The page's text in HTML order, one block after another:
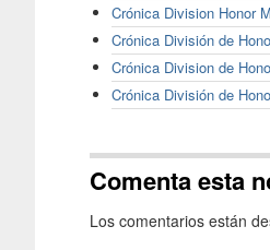
Crónica Division Honor
Crónica División de
Crónica Division de
Crónica División de
Comenta esta
Los comentarios están